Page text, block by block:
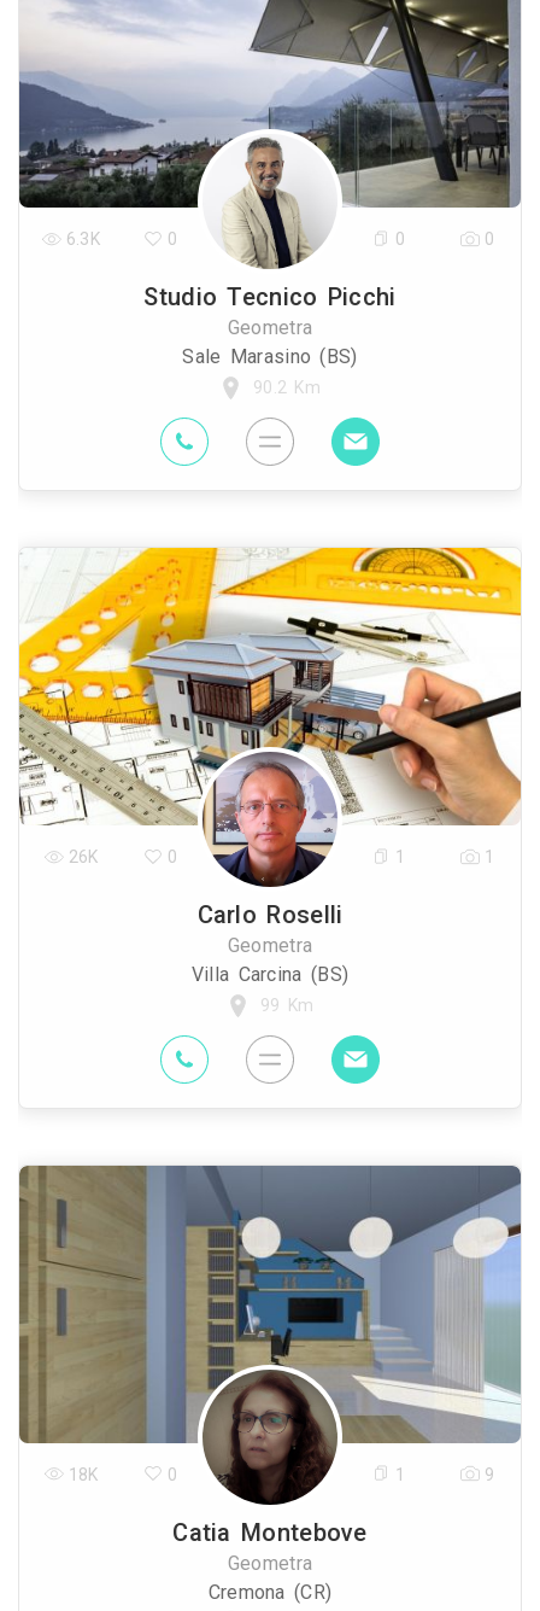
Studio Tecnico Picchi
Geometra
Sale Marasino (BS)
90.2 Km
6.3K 0 0 0
Carlo Roselli
Geometra
Villa Carcina (BS)
99 Km
26K 0 1 1
Catia Montebove
Geometra
Cremona (CR)
18K 0 1 9